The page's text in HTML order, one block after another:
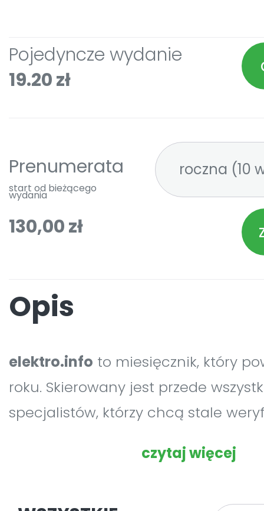
Pojedyncze wydanie
19.20 zł
Prenumerata
start od bieżącego
wydania
130,00 zł
Opis
elektro.info to miesięcznik, który
roku. Skierowany jest przede
specjalistów, którzy chcą stale
umiejętności zawodowe.
czytaj więcej